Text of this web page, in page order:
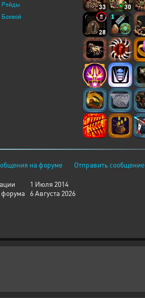
Рейды
Боевой
33 30
28
на форуме Отправить сообщение
1 Июля 2014
6 Августа 2026